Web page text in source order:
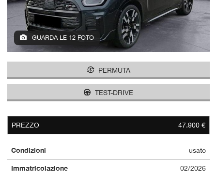
GUARDA LE 12 FOTO
PERMUTA
TEST-DRIVE
PREZZO 47.900 €
Condizioni usato
Immatricolazione 02/2026